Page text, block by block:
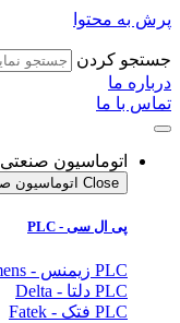
پرش به محتوا
جستجو کردن
درباره ما
تماس با ما
اتوماسیون صنعتی
Close اتوماسیون صنعتی
پی ال سی - PLC
PLC زیمنس - Siemens
PLC دلتا - Delta
PLC فتک - Fatek